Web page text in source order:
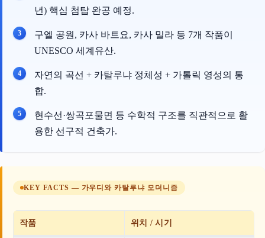
년) 핵심 첨탑 완공 예정.
구엘 공원, 카사 바트요, 카사 밀라 등 7개 작품이
UNESCO 세계유산.
자연의 곡선 + 카탈루냐 정체성 + 가톨릭 영성의 통
합.
현수선·쌍곡포물면 등 수학적 구조를 직관적으로 활
용한 선구적 건축가.
KEY FACTS — 가우디와 카탈루냐 모더니즘
작품 위치 / 시기